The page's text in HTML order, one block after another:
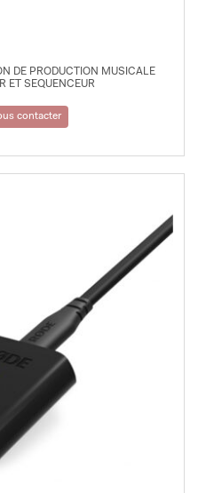
DE PRODUCTION MUSICALE
ET SEQUENCEUR
contacter